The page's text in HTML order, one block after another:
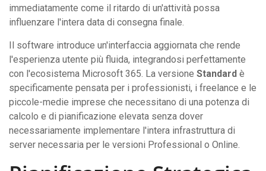
immediatamente come il ritardo di un'attività possa
influenzare l'intera data di consegna finale.
Il software introduce un'interfaccia aggiornata che rende
l'esperienza utente più fluida, integrandosi perfettamente
con l'ecosistema Microsoft 365. La versione Standard è
specificamente pensata per i professionisti, i freelance e le
piccole-medie imprese che necessitano di una potenza di
calcolo e di pianificazione elevata senza dover
necessariamente implementare l'intera infrastruttura di
server necessaria per le versioni Professional o Online.